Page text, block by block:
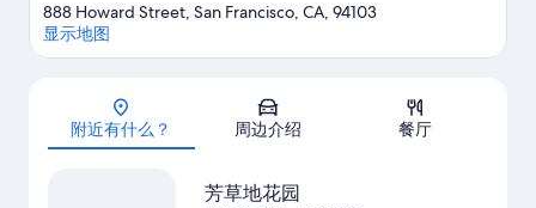
地图
888 Howard Street, San Francisco, CA, 94103
显示地图
附近有什么？ 周边介绍 餐厅
芳草地花园